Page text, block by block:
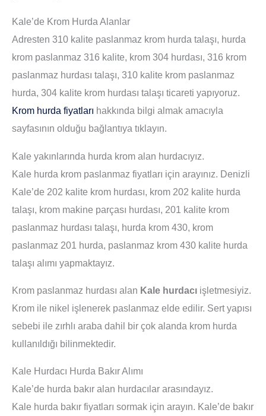
Kale’de Krom Hurda Alanlar
Adresten 310 kalite paslanmaz krom hurda talaşı, hurda
krom paslanmaz 316 kalite, krom 304 hurdası, 316 krom
paslanmaz hurdası talaşı, 310 kalite krom paslanmaz
hurda, 304 kalite krom hurdası talaşı ticareti yapıyoruz.
Krom hurda fiyatları hakkında bilgi almak amacıyla
sayfasının olduğu bağlantıya tıklayın.
Kale yakınlarında hurda krom alan hurdacıyız.
Kale hurda krom paslanmaz fiyatları için arayınız. Denizli
Kale’de 202 kalite krom hurdası, krom 202 kalite hurda
talaşı, krom makine parçası hurdası, 201 kalite krom
paslanmaz hurdası talaşı, hurda krom 430, krom
paslanmaz 201 hurda, paslanmaz krom 430 kalite hurda
talaşı alımı yapmaktayız.
Krom paslanmaz hurdası alan Kale hurdacı işletmesiyiz.
Krom ile nikel işlenerek paslanmaz elde edilir. Sert yapısı
sebebi ile zırhlı araba dahil bir çok alanda krom hurda
kullanıldığı bilinmektedir.
Kale Hurdacı Hurda Bakır Alımı
Kale’de hurda bakır alan hurdacılar arasındayız.
Kale hurda bakır fiyatları sormak için arayın. Kale’de bakır